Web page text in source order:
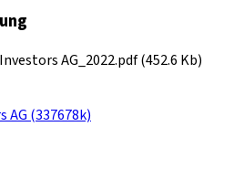
AG_2022.pdf (452.6 Kb)
AG (337678k)